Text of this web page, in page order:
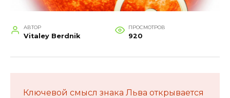
АВТОР
Vitaley Berdnik
ПРОСМОТРОВ
920
Ключевой смысл знака Льва открывается